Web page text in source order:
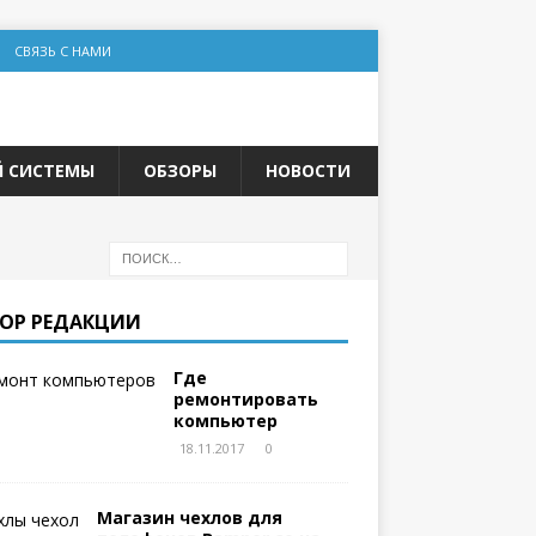
СВЯЗЬ С НАМИ
СИСТЕМЫ ОБЗОРЫ НОВОСТИ
РЕДАКЦИИ
Где
ремонтировать
компьютер
18.11.2017 0
Магазин чехлов для